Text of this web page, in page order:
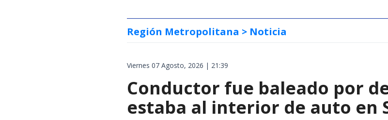
Región Metropolitana > Noticia
Viernes 07 Agosto, 2026 | 21:39
Conductor fue baleado por
estaba al interior de auto en